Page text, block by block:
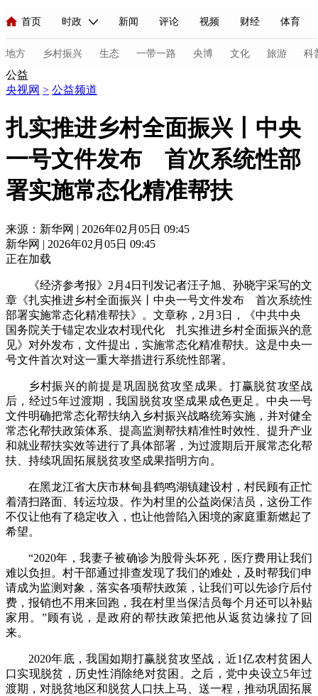
首页 时政 新闻 评论 视频 财经 体育
人民领袖习近平 联播+ 中国领导人 央视快评 习式妙语
直播 栏目大全 节目单 听音 微视频 主持人
海外频道 iPanda English Монгол
地方 乡村振兴 生态 一带一路 央博 文化 旅游 科
新闻 国内 国际 经济 军事 科技
人民领袖习近平 联播+ 热解读 天天学习
视频
现场 前线 比划 快看
体育 直播 竞猜 2026年世界杯 2026年冬奥会
VIP会员 CCTV奥林匹克频道 生活体育大会 体育江湖
财经 教育 乡村振兴 生态环境 一带一路 央博
大国智造 大国展会 大国保险 云顶对话
CCTV.节目官网 直播 节目单 栏目
公益
央视网 > 公益频道
扎实推进乡村全面振兴丨中央
一号文件发布 首次系统性部
署实施常态化精准帮扶
来源：新华网 | 2026年02月05日 09:45
新华网 | 2026年02月05日 09:45
正在加载
《经济参考报》2月4日刊发记者汪子旭、孙晓宇采写的文
章《扎实推进乡村全面振兴丨中央一号文件发布 首次系统性
部署实施常态化精准帮扶》。文章称，2月3日，《中共中央
国务院关于锚定农业农村现代化 扎实推进乡村全面振兴的意
见》对外发布，文件提出，实施常态化精准帮扶。这是中央一
号文件首次对这一重大举措进行系统性部署。
乡村振兴的前提是巩固脱贫攻坚成果。打赢脱贫攻坚战
后，经过5年过渡期，我国脱贫攻坚成果成色更足。中央一号
文件明确把常态化帮扶纳入乡村振兴战略统筹实施，并对健全
常态化帮扶政策体系、提高监测帮扶精准性时效性、提升产业
和就业帮扶实效等进行了具体部署，为过渡期后开展常态化帮
扶、持续巩固拓展脱贫攻坚成果指明方向。
在黑龙江省大庆市林甸县鹤鸣湖镇建设村，村民顾有正忙
着清扫路面、转运垃圾。作为村里的公益岗保洁员，这份工作
不仅让他有了稳定收入，也让他曾陷入困境的家庭重新燃起了
希望。
“2020年，我妻子被确诊为股骨头坏死，医疗费用让我们
难以负担。村干部通过排查发现了我们的难处，及时帮我们申
请成为监测对象，落实各项帮扶政策，让我们可以先诊疗后付
费，报销也不用来回跑，我在村里当保洁员每个月还可以补贴
家用。”顾有说，是政府的帮扶政策把他从返贫边缘拉了回
来。
2020年底，我国如期打赢脱贫攻坚战，近1亿农村贫困人
口实现脱贫，历史性消除绝对贫困。之后，党中央设立5年过
渡期，对脱贫地区和脱贫人口扶上马、送一程，推动巩固拓展